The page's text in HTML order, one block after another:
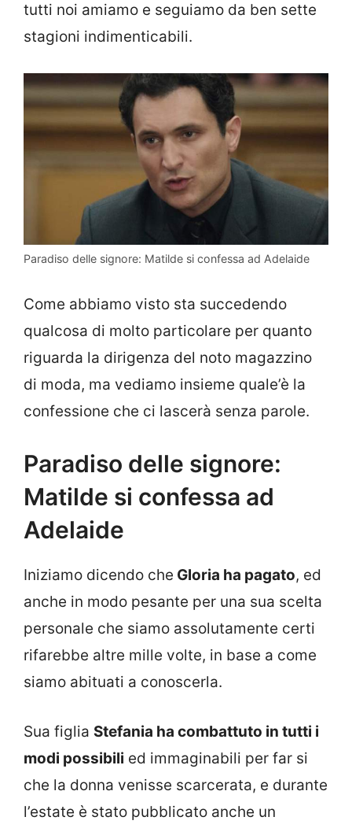
tutti noi amiamo e seguiamo da ben sette
stagioni indimenticabili.
Paradiso delle signore: Matilde si confessa ad Adelaide
Come abbiamo visto sta succedendo
qualcosa di molto particolare per quanto
riguarda la dirigenza del noto magazzino
di moda, ma vediamo insieme quale’è la
confessione che ci lascerà senza parole.
Paradiso delle signore:
Matilde si confessa ad
Adelaide
Iniziamo dicendo che Gloria ha pagato, ed
anche in modo pesante per una sua scelta
personale che siamo assolutamente certi
rifarebbe altre mille volte, in base a come
siamo abituati a conoscerla.
Sua figlia Stefania ha combattuto in tutti i
modi possibili ed immaginabili per far si
che la donna venisse scarcerata, e durante
l’estate è stato pubblicato anche un